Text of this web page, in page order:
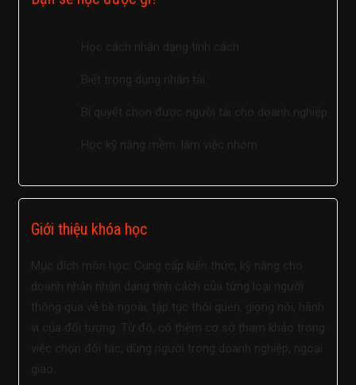
Học cách nhận dạng tính cách
Biết trọng dụng nhân tài
Bí quyết chọn được người tài cho doanh nghiệp
Học kỹ năng mềm: làm việc nhóm
Giới thiệu khóa học
Mục đích môn học: Cung cấp kiến thức, kỹ năng cho
doanh nhân nhận dạng tính cách của từng loại người
thông qua vẻ bề ngoài, tập tục thói quen, giọng nói, hành
vi của đối tượng. Từ đó, có thêm cơ sở tham khảo trong
việc chọn đối tác, dùng người trong doanh nghiệp, ngoại
giao